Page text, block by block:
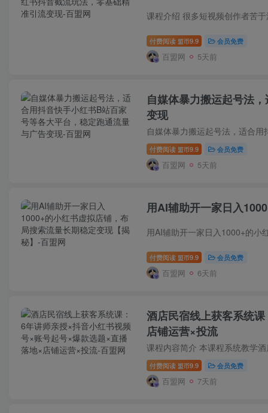
付费阅读 盟币9.9 会员免费
百盟网 5天前
自媒体暴力搬运起号法
变现
付费阅读 盟币9.9 会员免费
百盟网 5天前
用AI辅助开一家日入
付费阅读 盟币9.9 会员免费
百盟网 6天前
酒店民宿线上获客系统
店铺运营×投流
付费阅读 盟币9.9 会员免费
百盟网 7天前